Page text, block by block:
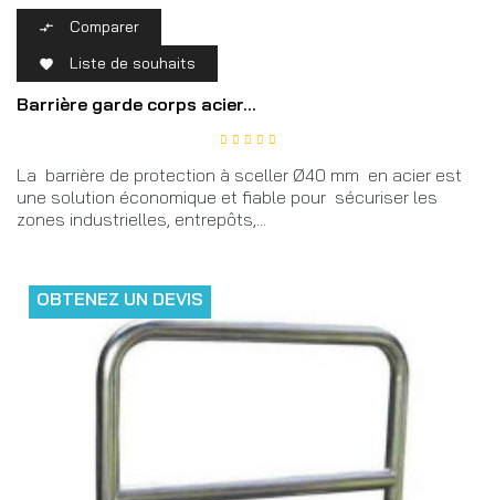
 Comparer
 Liste de souhaits
Barrière garde corps acier...
La barrière de protection à sceller Ø40 mm en acier est
une solution économique et fiable pour sécuriser les
zones industrielles, entrepôts,...
OBTENEZ UN DEVIS